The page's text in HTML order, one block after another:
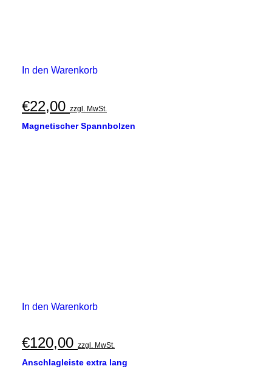
In den Warenkorb
€22,00 zzgl. MwSt.
Magnetischer Spannbolzen
In den Warenkorb
€120,00 zzgl. MwSt.
Anschlagleiste extra lang